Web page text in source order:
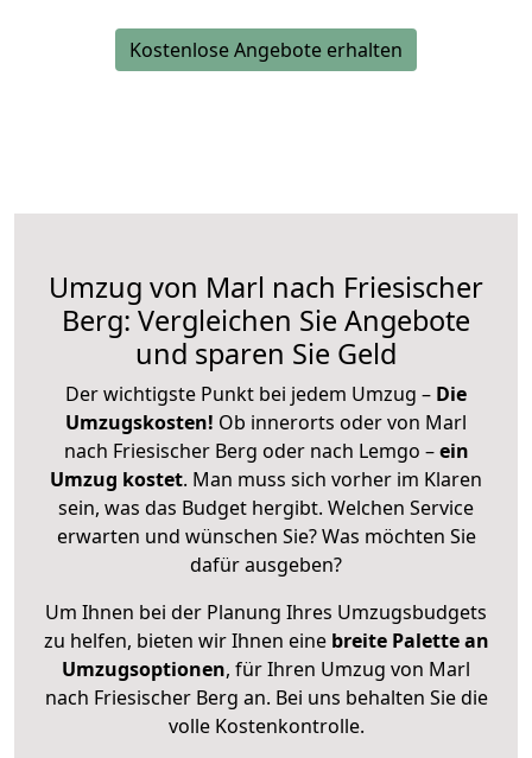
Kostenlose Angebote erhalten
Umzug von Marl nach Friesischer
Berg: Vergleichen Sie Angebote
und sparen Sie Geld
Der wichtigste Punkt bei jedem Umzug – Die
Umzugskosten! Ob innerorts oder von Marl
nach Friesischer Berg oder nach Lemgo –ein
Umzug kostet. Man muss sich vorher im Klaren
sein, was das Budget hergibt. Welchen Service
erwarten und wünschen Sie? Was möchten Sie
dafür ausgeben?
Um Ihnen bei der Planung Ihres Umzugsbudgets
zu helfen, bieten wir Ihnen eine breite Palette an
Umzugsoptionen, für Ihren Umzug von Marl
nach Friesischer Berg an. Bei uns behalten Sie die
volle Kostenkontrolle.